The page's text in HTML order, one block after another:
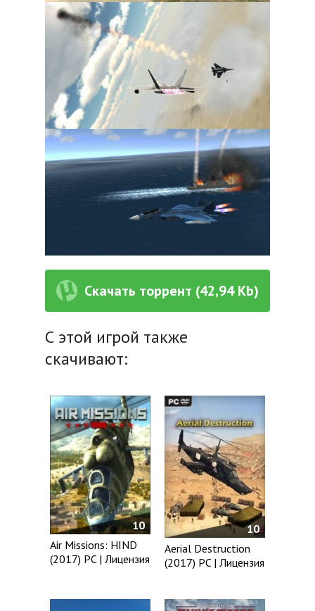
Скачать торрент (42,94 Kb)
С этой игрой также
скачивают:
10
Air Missions: HIND
(2017) PC | Лицензия
10
Aerial Destruction
(2017) PC | Лицензия